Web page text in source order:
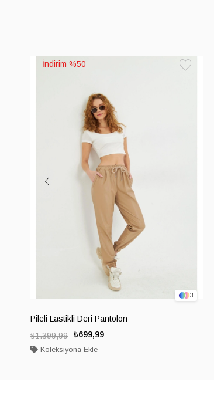
3
Pileli Lastikli Deri Pantolon
₺699,99
₺1.399,99
Koleksiyona Ekle
%50